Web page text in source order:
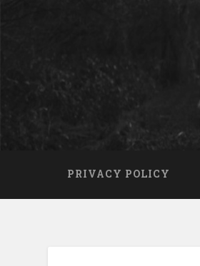
PRIVACY POLICY